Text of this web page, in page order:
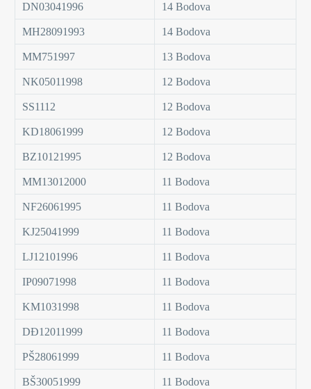
DN03041996 14 Bodova
MH28091993 14 Bodova
MM751997 13 Bodova
NK05011998 12 Bodova
SS1112 12 Bodova
KD18061999 12 Bodova
BZ10121995 12 Bodova
MM13012000 11 Bodova
NF26061995 11 Bodova
KJ25041999 11 Bodova
LJ12101996 11 Bodova
IP09071998 11 Bodova
KM1031998 11 Bodova
DĐ12011999 11 Bodova
PŠ28061999 11 Bodova
BŠ30051999 11 Bodova